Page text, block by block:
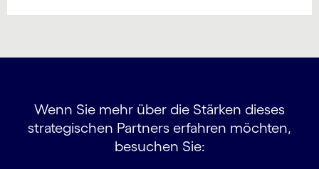
Wenn Sie mehr über die Stärken dieses
strategischen Partners erfahren möchten,
besuchen Sie: